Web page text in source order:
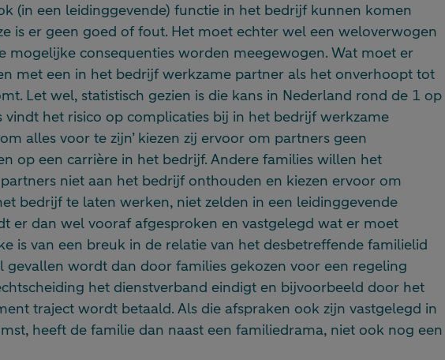
(in een leidinggevende) functie in het bedrijf kunnen komen
is er geen goed of fout. Het moet echter wel een weloverwogen
mogelijke consequenties worden meegewogen. Wat moet er
met een in het bedrijf werkzame partner als het onverhoopt tot
Let wel, statistisch gezien is die kans in Nederland rond de 1 op
vindt het risico op complicaties bij in het bedrijf werkzame
alles voor te zijn’ kiezen zij ervoor om partners geen
op een carrière in het bedrijf. Andere families willen het
niet aan het bedrijf onthouden en kiezen ervoor om
bedrijf te laten werken, niet zelden in een leidinggevende
er dan wel vooraf afgesproken en vastgelegd wat er moet
is van een breuk in de relatie van het desbetreffende familielid
gevallen wordt dan door families gekozen voor een regeling
het dienstverband eindigt en bijvoorbeeld door het
traject wordt betaald. Als die afspraken ook zijn vastgelegd in
heeft de familie dan naast een familiedrama, niet ook nog een